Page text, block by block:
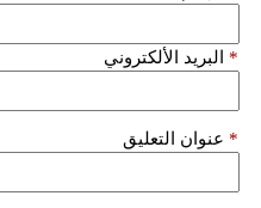
البريد الألكتروني *
عنوان التعليق *